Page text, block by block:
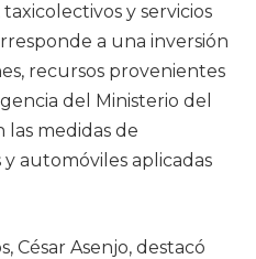
y servicios
a una inversión
recursos provenientes
del Ministerio del
medidas de
automóviles aplicadas
César Asenjo, destacó